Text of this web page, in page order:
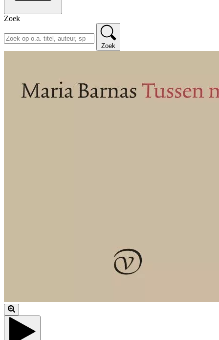
Zoek
Zoek